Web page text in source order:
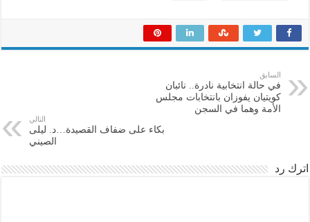
السابق
في حالة انتخابية نادرة.. نائبان
كويتيان يفوزان بانتخابات مجلس
الأمة وهما في السجن
التالي
بكاء على ضفاف القصيدة…د. ليلى
الصيني
اترك رد